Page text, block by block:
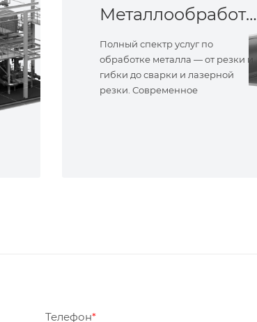
Металлообработка
Полный спектр услуг по
обработке металла — от резки и
гибки до сварки и лазерной
резки. Современное
Телефон*